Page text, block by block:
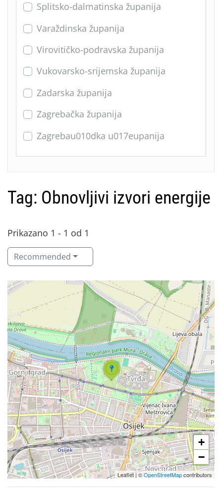
Splitsko-dalmatinska županija
Varaždinska županija
Virovitičko-podravska županija
Vukovarsko-srijemska županija
Zadarska županija
Zagrebačka županija
Zagrebau010dka u017eupanija
Tag: Obnovljivi izvori energije
Prikazano 1 - 1 od 1
Recommended
+
−
Leaflet|©OpenStreetMapcontributors